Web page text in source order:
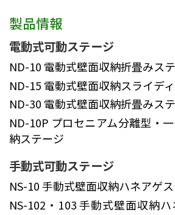
製品情報
電動式可動ステージ
ND-10 電動式壁面収納折畳みス
ND-15 電動式壁面収納スライデ
ND-30 電動式壁面収納折畳みス
ND-10P プロセニアム分離型・
納ステージ
手動式可動ステージ
NS-10手動式壁面収納ハネアゲ
NS-102・103手動式壁面収納